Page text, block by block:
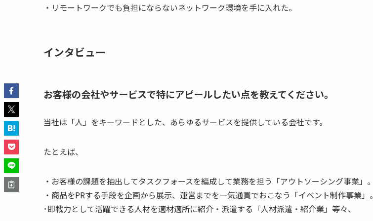
・リモートワークでも負担にならないネットワーク環境を手に入れた。
インタビュー
お客様の会社やサービスで特にアピールしたい点を教えてください。
当社は「人」をキーワードとした、あらゆるサービスを提供している会社です。
たとえば、
・お客様の課題を抽出してタスクフォースを編成して業務を担う「アウトソーシング事業」。
・商品をPRする手段を企画から展示、運営までを一気通貫でおこなう「イベント制作事業」。
･即戦力として活躍できる人材を適材適所に紹介・派遣する「人材派遣・紹介業」等々、